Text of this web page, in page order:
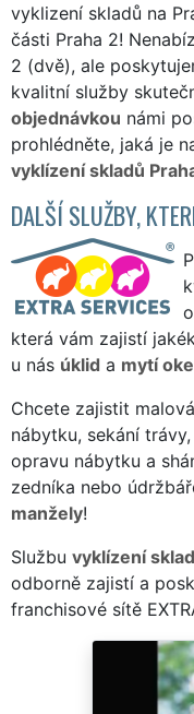
vyklizení skladů na
části Praha 2!
2 (dvě), ale
kvalitní služby
objednávkou námi
prohlédněte, jaká je
vyklízení skladů
DALŠÍ SLUŽBY,
která vám zajistí
u nás úklid a mytí
Chcete zajistit
nábytku, sekání
opravu nábytku a
zedníka nebo
manžely!
Službu vyklízení
odborně zajistí a
franchisové sítě